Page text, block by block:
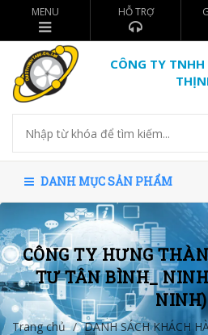
MENU HỖ TRỢ
CÔNG TY
DANH MỤC SẢN PHẨM
CÔNG TY HƯNG
TƯ TÂN BÌNH_ NINH
NINH)
Trang chủ / DANH SÁCH KHÁCH